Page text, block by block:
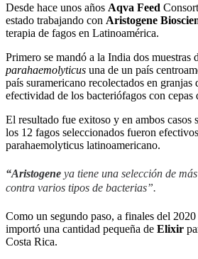
Desde hace unos años Aqva Feed
estado trabajando con Aristogene
terapia de fagos en Latinoamérica.
Primero se mandó a la India dos muestras
parahaemolyticus una de un país
país suramericano recolectados en granjas
efectividad de los bacteriófagos con cepas
El resultado fue exitoso y en ambos casos
los 12 fagos seleccionados fueron
parahaemolyticus latinoamericano.
“Aristogene ya tiene una selección de
contra varios tipos de bacterias”.
Como un segundo paso, a finales del 2020
importó una cantidad pequeña de Elixir
Costa Rica.